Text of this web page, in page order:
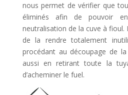
nous permet de vérifier que
éliminés afin de pouvoir
neutralisation de la cuve à fioul.
de la rendre totalement
procédant au découpage de
aussi en retirant toute la
d’acheminer le fuel.